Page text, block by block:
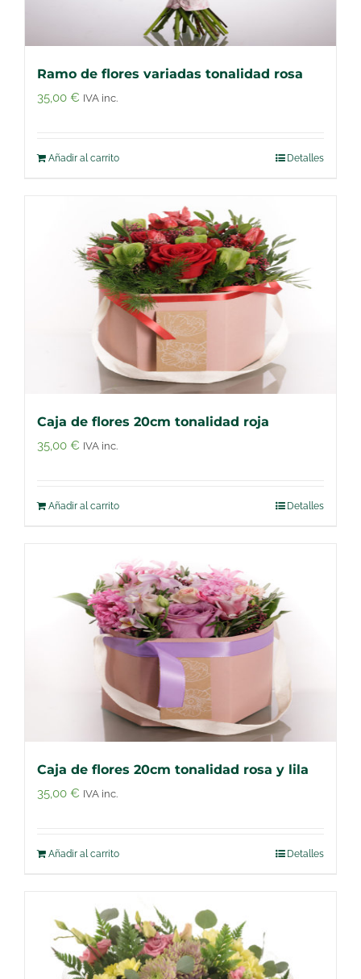
Ramo de flores variadas tonalidad rosa
35,00 € IVA inc.
Añadir al carrito Detalles
Caja de flores 20cm tonalidad roja
35,00 € IVA inc.
Añadir al carrito Detalles
Caja de flores 20cm tonalidad rosa y lila
35,00 € IVA inc.
Añadir al carrito Detalles